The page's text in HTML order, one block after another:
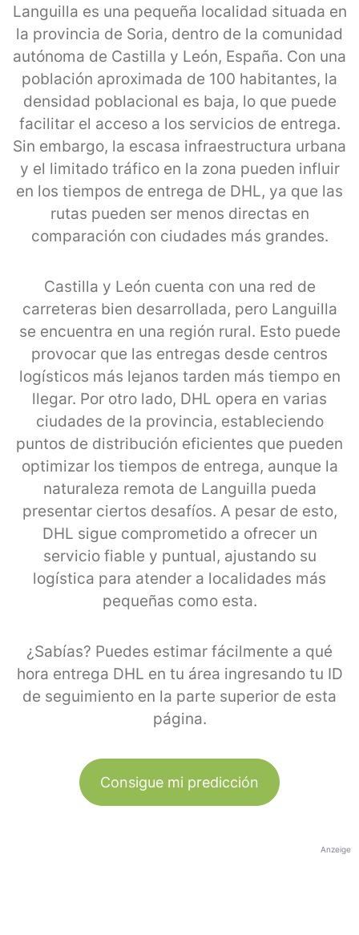
Languilla es una pequeña localidad situada en
la provincia de Soria, dentro de la comunidad
autónoma de Castilla y León, España. Con una
población aproximada de 100 habitantes, la
densidad poblacional es baja, lo que puede
facilitar el acceso a los servicios de entrega.
Sin embargo, la escasa infraestructura urbana
y el limitado tráfico en la zona pueden influir
en los tiempos de entrega de DHL, ya que las
rutas pueden ser menos directas en
comparación con ciudades más grandes.
Castilla y León cuenta con una red de
carreteras bien desarrollada, pero Languilla
se encuentra en una región rural. Esto puede
provocar que las entregas desde centros
logísticos más lejanos tarden más tiempo en
llegar. Por otro lado, DHL opera en varias
ciudades de la provincia, estableciendo
puntos de distribución eficientes que pueden
optimizar los tiempos de entrega, aunque la
naturaleza remota de Languilla pueda
presentar ciertos desafíos. A pesar de esto,
DHL sigue comprometido a ofrecer un
servicio fiable y puntual, ajustando su
logística para atender a localidades más
pequeñas como esta.
¿Sabías? Puedes estimar fácilmente a qué
hora entrega DHL en tu área ingresando tu ID
de seguimiento en la parte superior de esta
página.
Consigue mi predicción
Anzeige